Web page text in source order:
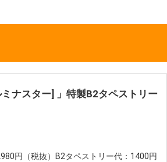
ナスター] 」特製B2タペストリー
（税抜）B2タペストリー代：1400円